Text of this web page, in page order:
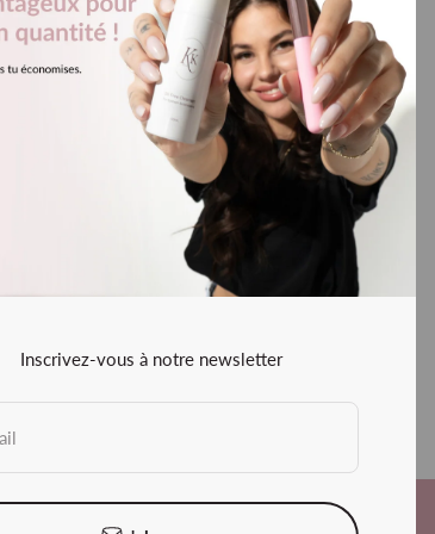
Inscrivez-vous à notre newsletter
de cils?
mes commandes ?